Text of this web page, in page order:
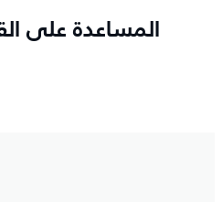
المساعدة على